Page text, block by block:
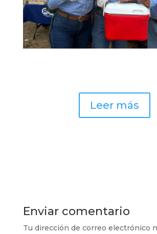
Leer más
Enviar comentario
Tu dirección de correo electrónico